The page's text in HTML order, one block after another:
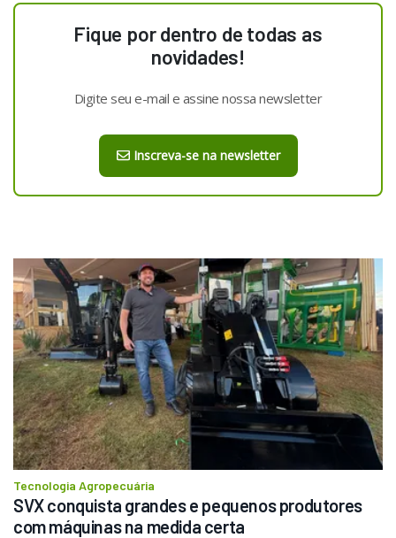
Fique por dentro de todas as
novidades!
Digite seu e-mail e assine nossa newsletter
Inscreva-se na newsletter
Tecnologia Agropecuária
SVX conquista grandes e pequenos produtores
com máquinas na medida certa